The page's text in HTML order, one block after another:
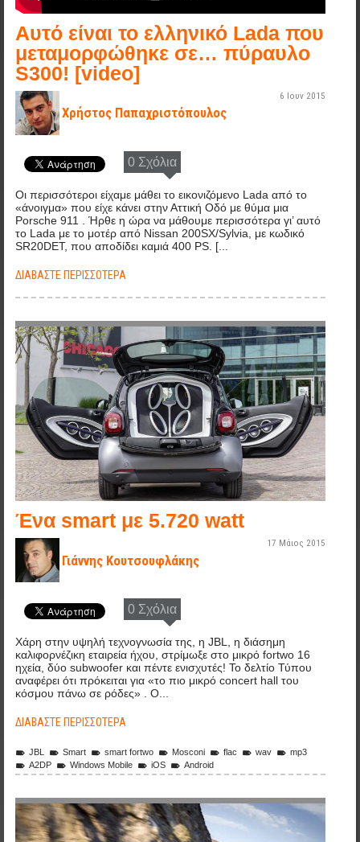
Αυτό είναι το ελληνικό Lada που
μεταμορφώθηκε σε… πύραυλο
S300! [video]
Χρήστος Παπαχριστόπουλος
6 Ιουν 2015
0 Σχόλια
Οι περισσότεροι είχαμε μάθει το εικονιζόμενο Lada από το
«άνοιγμα» που είχε κάνει στην Αττική Οδό με θύμα μια
Porsche 911 . Ήρθε η ώρα να μάθουμε περισσότερα γι’ αυτό
το Lada με το μοτέρ από Nissan 200SX/Sylvia, με κωδικό
SR20DET, που αποδίδει καμιά 400 PS. [...
ΔΙΑΒΆΣΤΕ ΠΕΡΙΣΣΌΤΕΡΑ
jbl_smart_fortwo_7.jpg
Ένα smart με 5.720 watt
Γιάννης Κουτσουφλάκης
17 Μάιος 2015
0 Σχόλια
Χάρη στην υψηλή τεχνογνωσία της, η JBL, η διάσημη
καλιφορνέζικη εταιρεία ήχου, στρίμωξε στο μικρό fortwo 16
ηχεία, δύο subwoofer και πέντε ενισχυτές! Το δελτίο Τύπου
αναφέρει ότι πρόκειται για «το πιο μικρό concert hall του
κόσμου πάνω σε ρόδες» . Ο...
ΔΙΑΒΆΣΤΕ ΠΕΡΙΣΣΌΤΕΡΑ
JBL Smart smart fortwo Mosconi flac wav
mp3
A2DP
Windows Mobile iOS Android
opel_corsa_opc_6.jpg